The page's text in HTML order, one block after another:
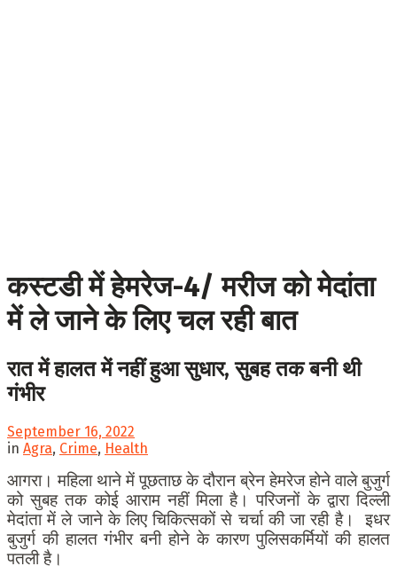
कस्टडी में हेमरेज-4/ मरीज को मेदांता
में ले जाने के लिए चल रही बात
रात में हालत में नहीं हुआ सुधार, सुबह तक बनी थी
गंभीर
September 16, 2022
in Agra, Crime, Health
आगरा। महिला थाने में पूछताछ के दौरान ब्रेन हेमरेज होने वाले बुजुर्ग
को सुबह तक कोई आराम नहीं मिला है। परिजनों के द्वारा दिल्ली
मेदांता में ले जाने के लिए चिकित्सकों से चर्चा की जा रही है। इधर
बुजुर्ग की हालत गंभीर बनी होने के कारण पुलिसकर्मियों की हालत
पतली है।